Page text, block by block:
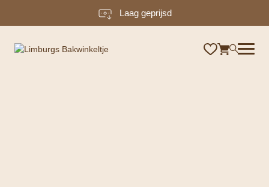
Laag geprijsd